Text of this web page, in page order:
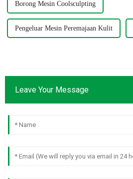
Borong Mesin Coolsculpting
Pengeluar Mesin Peremajaan Kulit
Leave Your Message